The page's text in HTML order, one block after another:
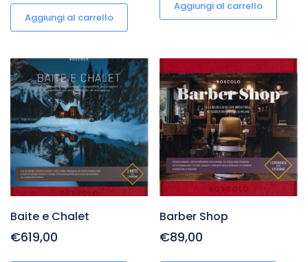
Aggiungi al carrello
Aggiungi al carrello
Baite e Chalet
€619,00
Barber Shop
€89,00